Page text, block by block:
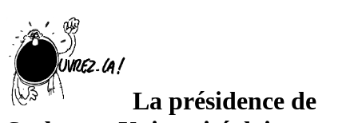
La présidence de